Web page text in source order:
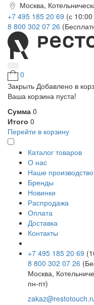
Москва,
+7 495 185 20 69 (с
8 800 302 07 26
0
Закрыть Добавлено в
Ваша корзина пуста!
Сумма 0
Итого 0
Перейти в корзину
Каталог товаров
О нас
Наше производство
Бренды
Новинки
Распродажа
Оплата
Доставка
Контакты
+7 495 185 20 69
8 800 302 07 26
Москва,
пн-пт)